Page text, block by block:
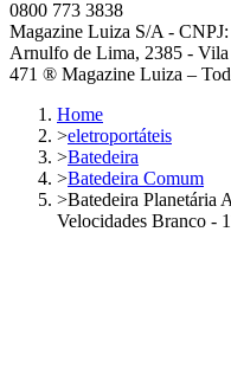
0800 773 3838
Magazine Luiza S/A -
Arnulfo de Lima, 2385 - Vila
471 ® Magazine Luiza –
Home
>eletroportáteis
>Batedeira
>Batedeira Comum
>Batedeira Planetária
Velocidades Branco -